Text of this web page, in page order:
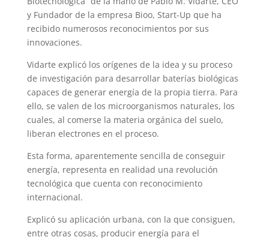
y Fundador de la empresa Bioo, Start-Up que ha
recibido numerosos reconocimientos por sus
innovaciones.
Vidarte explicó los orígenes de la idea y su proceso
de investigación para desarrollar baterías biológicas
capaces de generar energía de la propia tierra. Para
ello, se valen de los microorganismos naturales, los
cuales, al comerse la materia orgánica del suelo,
liberan electrones en el proceso.
Esta forma, aparentemente sencilla de conseguir
energía, representa en realidad una revolución
tecnológica que cuenta con reconocimiento
internacional.
Explicó su aplicación urbana, con la que consiguen,
entre otras cosas, producir energía para el